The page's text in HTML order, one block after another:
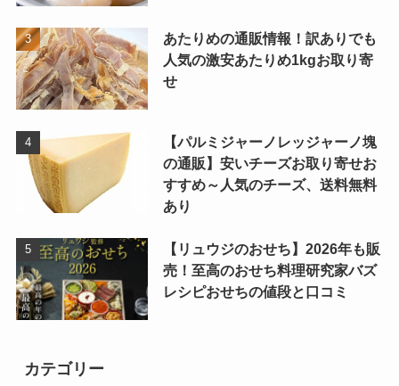
あたりめの通販情報！訳ありでも
人気の激安あたりめ1kgお取り寄
せ
【パルミジャーノレッジャーノ塊
の通販】安いチーズお取り寄せお
すすめ～人気のチーズ、送料無料
あり
【リュウジのおせち】2026年も販
売！至高のおせち料理研究家バズ
レシピおせちの値段と口コミ
カテゴリー